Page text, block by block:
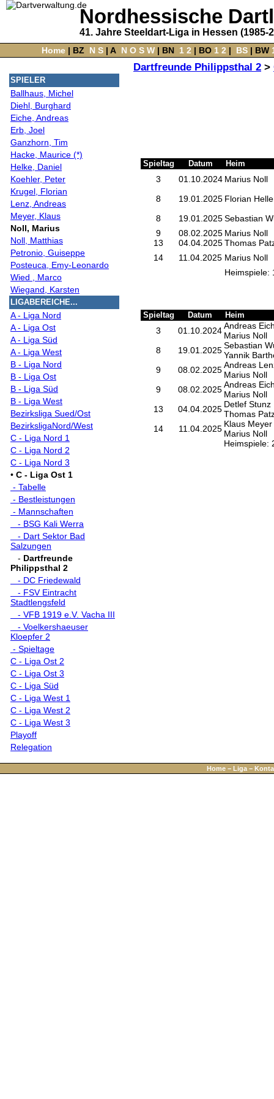
Nordhessische
41. Jahre Steeldart-Liga in Hessen (1985-
Home‌ | BZ N S‌ | A‌ N O S W‌ | BN‌ 1 2 | BO‌ 1 2 | BS| BW‌
Dartfreunde Philippsthal 2 >
SPIELER
Ballhaus, Michel
Diehl, Burghard
Eiche, Andreas
Erb, Joel
Ganzhorn, Tim
Hacke, Maurice (*)
Helke, Daniel
Koehler, Peter
Krugel, Florian
Lenz, Andreas
Meyer, Klaus
Noll, Marius
Noll, Matthias
Petronio, Guiseppe
Posteuca, Emy-Leonardo
Wied , Marco
Wiegand, Karsten
LIGABEREICHE...
A - Liga Nord
A - Liga Ost
A - Liga Süd
A - Liga West
B - Liga Nord
B - Liga Ost
B - Liga Süd
B - Liga West
Bezirksliga Sued/Ost
BezirksligaNord/West
C - Liga Nord 1
C - Liga Nord 2
C - Liga Nord 3
• C - Liga Ost 1
- Tabelle
- Bestleistungen
- Mannschaften
- BSG Kali Werra
- Dart Sektor Bad
Salzungen
- Dartfreunde
Philippsthal 2
- DC Friedewald
- FSV Eintracht
Stadtlengsfeld
- VFB 1919 e.V. Vacha III
- Voelkershaeuser
Kloepfer 2
- Spieltage
C - Liga Ost 2
C - Liga Ost 3
C - Liga Süd
C - Liga West 1
C - Liga West 2
C - Liga West 3
Playoff
Relegation
Spieltag Datum Heim
3 01.10.2024 Marius Noll
8
19.01.2025 Florian
8
19.01.2025 Sebastian
9
08.02.2025 Marius Noll
13
04.04.2025 Thomas
14
11.04.2025 Marius Noll
Heimspiele:
Spieltag Datum Heim
3 01.10.2024Andreas
Marius Noll
8
19.01.2025Sebastian
Yannik
9
08.02.2025Andreas
Marius Noll
9
08.02.2025Andreas
Marius Noll
13
04.04.2025 Detlef Stunz
Thomas
14
11.04.2025 Klaus Meyer
Marius Noll
Heimspiele:
Home − Liga −